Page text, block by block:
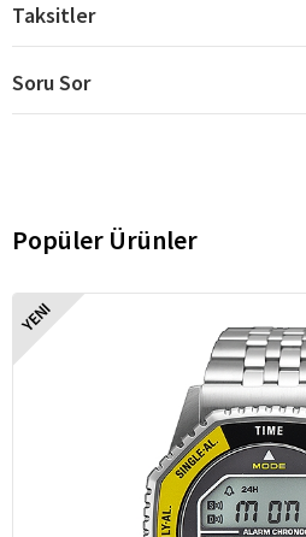
Taksitler
Soru Sor
Popüler Ürünler
YENI